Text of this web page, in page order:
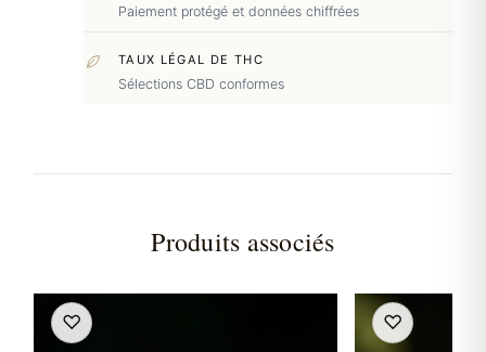
Paiement protégé et données chiffrées
TAUX LÉGAL DE THC
Sélections CBD conformes
Produits associés
♡ ♡